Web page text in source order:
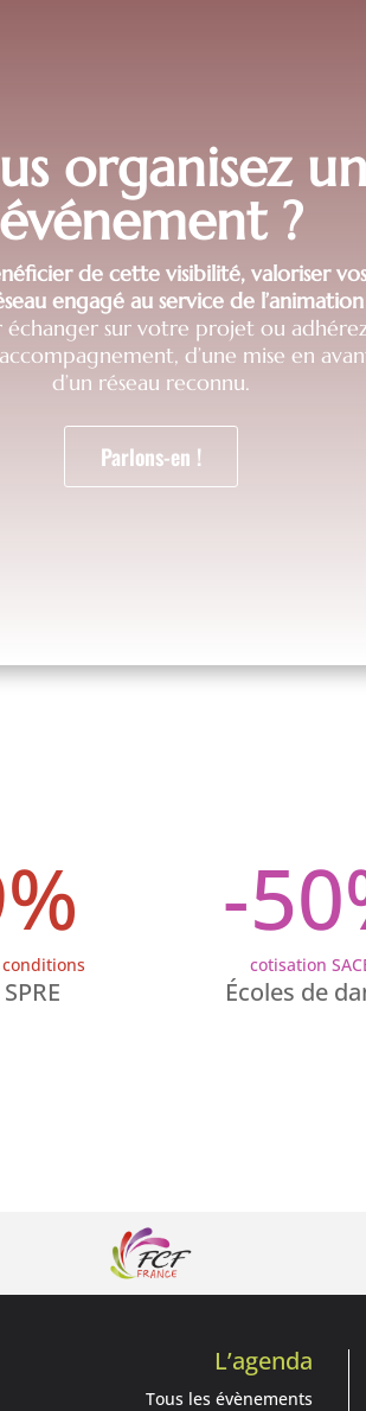
organisez un
événement ?
de cette visibilité, valoriser
engagé au service de
sur votre projet ou adhérez
d’une mise en
d’un réseau reconnu.
Parlons-en !
% -50
cotisation
Écoles de
L’agenda
Tous les évènements